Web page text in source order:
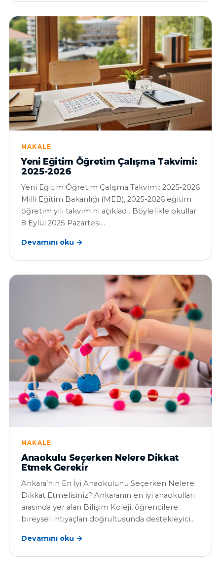
MAKALE
Yeni Eğitim Öğretim Çalışma Takvimi:
2025-2026
Yeni Eğitim Öğretim Çalışma Takvimi: 2025-2026
Milli Eğitim Bakanlığı (MEB), 2025-2026 eğitim
öğretim yılı takvimini açıkladı. Böylelikle okullar
8 Eylül 2025 Pazartesi…
Devamını oku →
MAKALE
Anaokulu Seçerken Nelere Dikkat
Etmek Gerekir
Ankara’nın En İyi Anaokulunu Seçerken Nelere
Dikkat Etmelisiniz? Ankaranın en iyi anaokulları
arasında yer alan Bilişim Koleji, öğrencilere
bireysel ihtiyaçları doğrultusunda destekleyici…
Devamını oku →